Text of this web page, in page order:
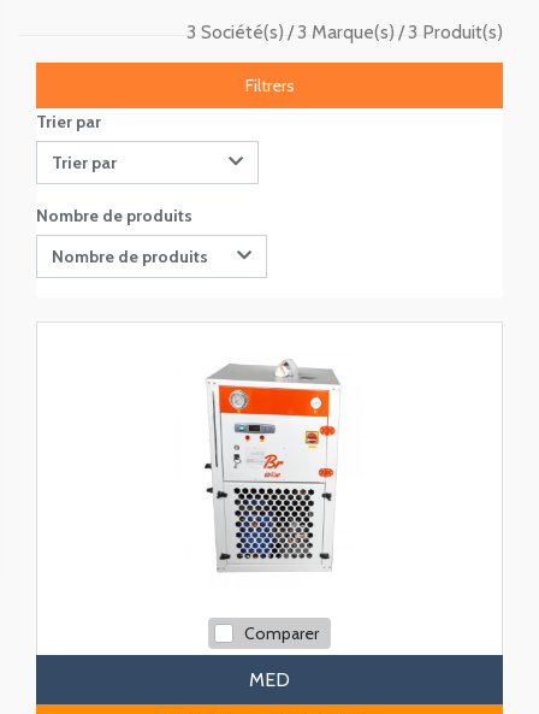
3 Produit(s)
3 Marque(s)
3 Société(s)
Filtrers
Trier par
Trier par
Nombre de produits
Nombre de produits
Comparer
MED